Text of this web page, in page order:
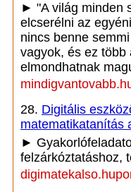
► "A világ minden
elcserélni az
nincs benne
vagyok, és ez több
elmondhatnak
28. Digitális
matematikatanítás
►
felzárkóztatáshoz,